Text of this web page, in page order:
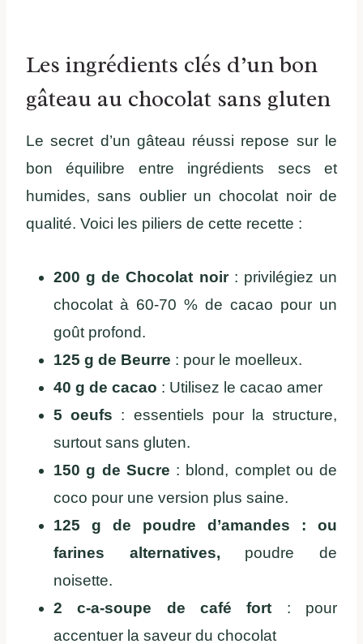
Les ingrédients clés d’un bon
gâteau au chocolat sans gluten
Le secret d’un gâteau réussi repose sur le
bon équilibre entre ingrédients secs et
humides, sans oublier un chocolat noir de
qualité. Voici les piliers de cette recette :
200 g de Chocolat noir: privilégiez un
chocolat à 60-70 % de cacao pour un
goût profond.
125 g de Beurre : pour le moelleux.
40 g de cacao : Utilisez le cacao amer
5 oeufs : essentiels pour la structure,
surtout sans gluten.
150 g de Sucre : blond, complet ou de
coco pour une version plus saine.
125 g de poudre d’amandes : ou
farines alternatives, poudre de
noisette.
2 c-a-soupe de café fort : pour
accentuer la saveur du chocolat